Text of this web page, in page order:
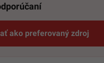
ako preferovaný zdroj
Startitup, odkaz sa